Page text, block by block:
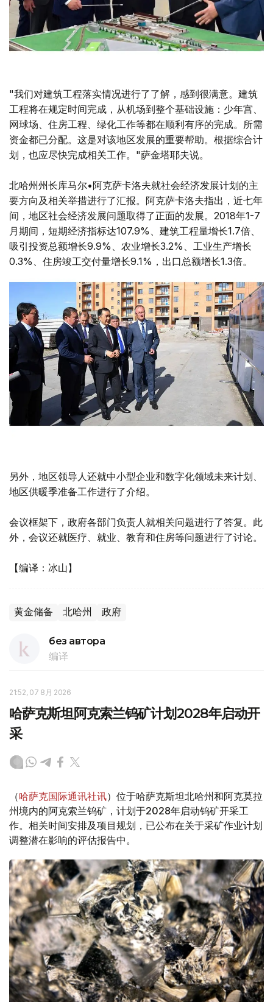
"我们对建筑工程落实情况进行了了解，感到很满意。建筑
工程将在规定时间完成，从机场到整个基础设施：少年宫、
网球场、住房工程、绿化工作等都在顺利有序的完成。所需
资金都已分配。这是对该地区发展的重要帮助。根据综合计
划，也应尽快完成相关工作。"萨金塔耶夫说。
北哈州州长库马尔•阿克萨卡洛夫就社会经济发展计划的主
要方向及相关举措进行了汇报。阿克萨卡洛夫指出，近七年
间，地区社会经济发展问题取得了正面的发展。2018年1-7
月期间，短期经济指标达107.9%、建筑工程量增长1.7倍、
吸引投资总额增长9.9%、农业增长3.2%、工业生产增长
0.3%、住房竣工交付量增长9.1%，出口总额增长1.3倍。
另外，地区领导人还就中小型企业和数字化领域未来计划、
地区供暖季准备工作进行了介绍。
会议框架下，政府各部门负责人就相关问题进行了答复。此
外，会议还就医疗、就业、教育和住房等问题进行了讨论。
【编译：冰山】
黄金储备 北哈州 政府
без автора
编译
21:52, 07 8月 2026
哈萨克斯坦阿克索兰钨矿计划2028年启动开
采
（哈萨克国际通讯社讯）位于哈萨克斯坦北哈州和阿克莫拉
州境内的阿克索兰钨矿，计划于2028年启动钨矿开采工
作。相关时间安排及项目规划，已公布在关于采矿作业计划
调整潜在影响的评估报告中。